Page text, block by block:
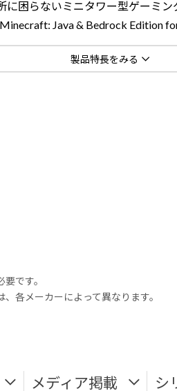
に困らないミニタワー型ゲーミン
Java & Bedrock Edition
製品特長をみる
です。
各メーカーによって異なります。
メディア掲載 シ